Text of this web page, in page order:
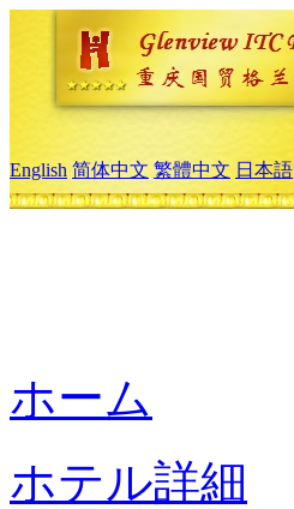
English 简体中文 繁體中文 日本語
ホーム
ホテル詳細